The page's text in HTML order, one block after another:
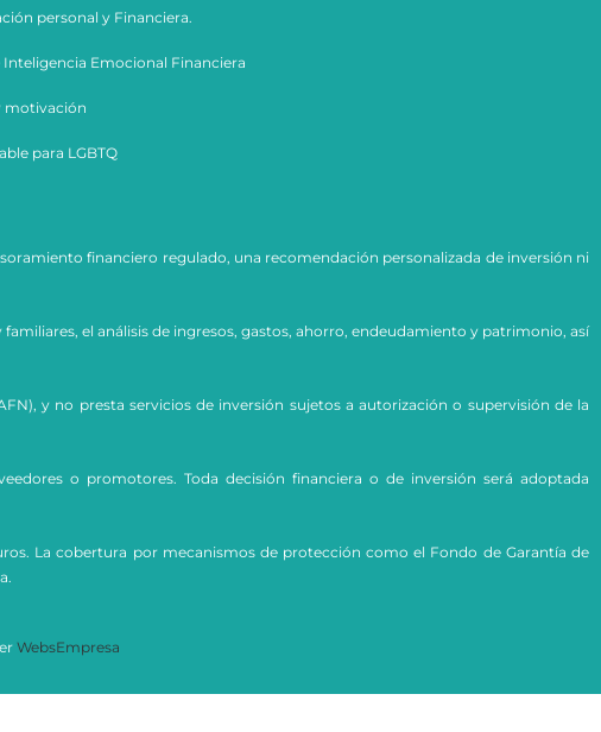
personal y Financiera.
Inteligencia Emocional Financiera
motivación
para LGBTQ
financiero regulado, una recomendación personalizada de inversión ni
el análisis de ingresos, gastos, ahorro, endeudamiento y patrimonio, así
y no presta servicios de inversión sujetos a autorización o supervisión de la
o promotores. Toda decisión financiera o de inversión será adoptada
La cobertura por mecanismos de protección como el Fondo de Garantía de
WebsEmpresa